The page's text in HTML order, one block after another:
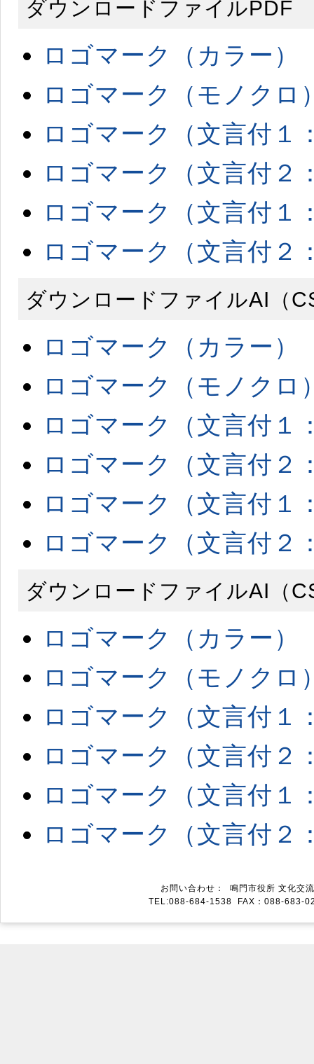
ダウンロードファイルPDF
ロゴマーク（カラー）
ロゴマーク（モノクロ
ロゴマーク（文言付１
ロゴマーク（文言付２
ロゴマーク（文言付１
ロゴマーク（文言付２
ダウンロードファイルAI（
ロゴマーク（カラー）
ロゴマーク（モノクロ
ロゴマーク（文言付１
ロゴマーク（文言付２
ロゴマーク（文言付１
ロゴマーク（文言付２
ダウンロードファイルAI（
ロゴマーク（カラー）
ロゴマーク（モノクロ
ロゴマーク（文言付１
ロゴマーク（文言付２
ロゴマーク（文言付１
ロゴマーク（文言付２
お問い合わせ： 鳴門市役所 文化
TEL:088-684-1538 FAX：088-683-